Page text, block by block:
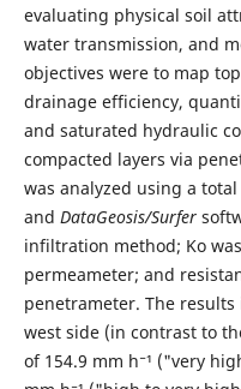
evaluating physical soil
water transmission, and
objectives were to map
drainage efficiency,
and saturated hydraulic
compacted layers via
was analyzed using a
and DataGeosis/Surfer
infiltration method; Ko
permeameter; and
penetrameter. The
west side (in contrast to
of 154.9 mm h⁻¹ ("very